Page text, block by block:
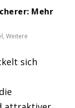
Mehr
,Weitere
sich